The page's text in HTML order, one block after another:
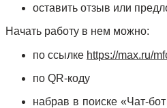
оставить отзыв или
Начать работу в нем можно:
по ссылке https://max.ru/
по QR-коду
набрав в поиске «Чат-